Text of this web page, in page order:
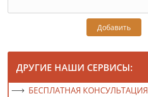
Добавить
ДРУГИЕ НАШИ СЕРВИСЫ:
БЕСПЛАТНАЯ КОНСУЛЬТАЦИЯ